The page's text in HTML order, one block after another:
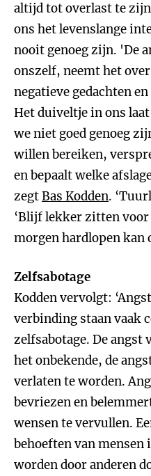
altijd tot overlast te
ons het levenslange
nooit genoeg zijn. 'De
onszelf, neemt het
negatieve gedachten
Het duiveltje in ons
we niet goed genoeg
willen bereiken,
en bepaalt welke
zegtBas Kodden.
‘Blijf lekker zitten voor
morgen hardlopen kan
Zelfsabotage
Kodden vervolgt:
verbinding staan vaak
zelfsabotage. De angst
het onbekende, de
verlaten te worden.
bevriezen en
wensen te vervullen.
behoeften van mensen
worden door anderen